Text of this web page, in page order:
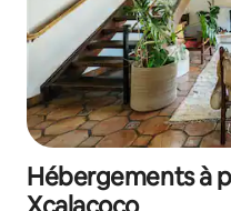
Hébergements à